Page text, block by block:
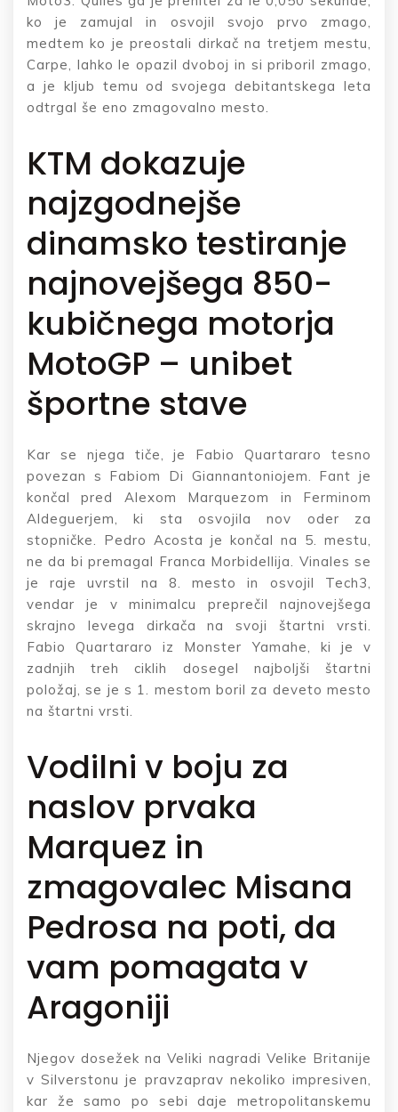
ko je zamujal in osvojil svojo prvo zmago,
medtem ko je preostali dirkač na tretjem mestu,
Carpe, lahko le opazil dvoboj in si priboril zmago,
a je kljub temu od svojega debitantskega leta
odtrgal še eno zmagovalno mesto.
KTM dokazuje
najzgodnejše
dinamsko testiranje
najnovejšega 850-
kubičnega motorja
MotoGP – unibet
športne stave
Kar se njega tiče, je Fabio Quartararo tesno
povezan s Fabiom Di Giannantoniojem. Fant je
končal pred Alexom Marquezom in Ferminom
Aldeguerjem, ki sta osvojila nov oder za
stopničke. Pedro Acosta je končal na 5. mestu,
ne da bi premagal Franca Morbidellija. Vinales se
je raje uvrstil na 8. mesto in osvojil Tech3,
vendar je v minimalcu preprečil najnovejšega
skrajno levega dirkača na svoji štartni vrsti.
Fabio Quartararo iz Monster Yamahe, ki je v
zadnjih treh ciklih dosegel najboljši štartni
položaj, se je s 1. mestom boril za deveto mesto
na štartni vrsti.
Vodilni v boju za
naslov prvaka
Marquez in
zmagovalec Misana
Pedrosa na poti, da
vam pomagata v
Aragoniji
Njegov dosežek na Veliki nagradi Velike Britanije
v Silverstonu je pravzaprav nekoliko impresiven,
kar že samo po sebi daje metropolitanskemu